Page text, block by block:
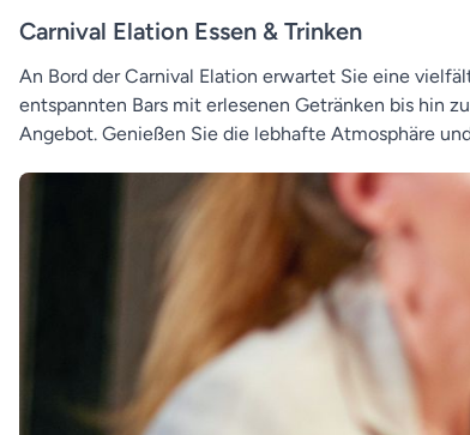
Carnival Elation Essen & Trinken
An Bord der Carnival Elation erwartet Sie eine
entspannten Bars mit erlesenen Getränken bis hin
Angebot. Genießen Sie die lebhafte Atmosphäre